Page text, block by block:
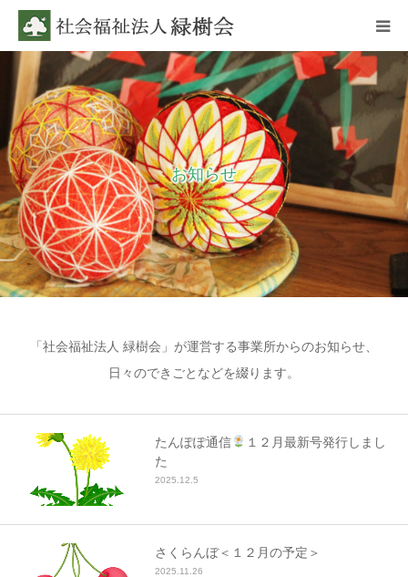
お知らせ
「社会福祉法人 緑樹会」が運営する事業所からのお知らせ、
日々のできごとなどを綴ります。
たんぽぽ通信
１２月最新号発行しまし
た
2025.12.5
さくらんぼ＜１２月の予定＞
2025.11.26
ホーム
理事長あいさつ
お知らせ
施設紹介
事業所案内
情報開示